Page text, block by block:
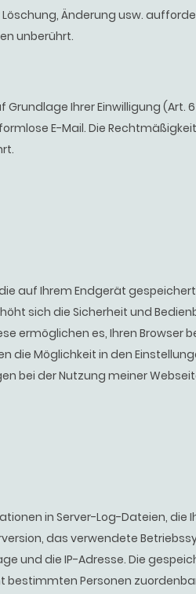
Änderung usw.
unberührt.
Ihrer Einwilligung (Art. 6
E-Mail. Die
auf Ihrem Endgerät
sich die Sicherheit und
ermöglichen es, Ihren Browser
die Möglichkeit in den
bei der Nutzung meiner
in Server-Log-Dateien, die
das verwendete
und die IP-Adresse. Die
Personen